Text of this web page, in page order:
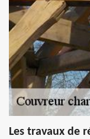
Les travaux de